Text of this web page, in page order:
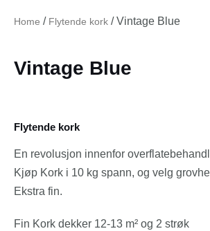
Home / Flytende kork / Vintage Blue
Vintage Blue
Flytende kork
En revolusjon innenfor
Kjøp Kork i 10 kg spann, og velg
Ekstra fin.
Fin Kork dekker 12-13 m² og 2 strøk